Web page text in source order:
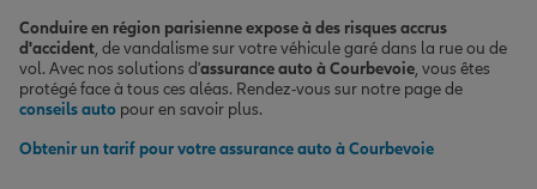
Conduire en région parisienne expose à des risques accrus
d'accident, de vandalisme sur votre véhicule garé dans la rue ou de
vol. Avec nos solutions d'assurance auto à Courbevoie, vous êtes
protégé face à tous ces aléas. Rendez-vous sur notre page de
conseils auto pour en savoir plus.
Obtenir un tarif pour votre assurance auto à Courbevoie